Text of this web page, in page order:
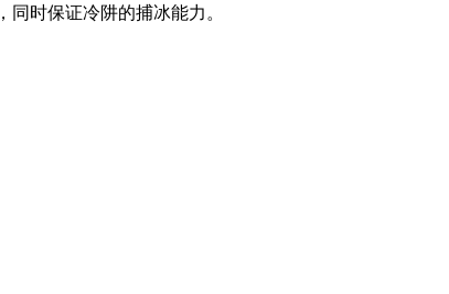
时保证冷阱的捕冰能力。